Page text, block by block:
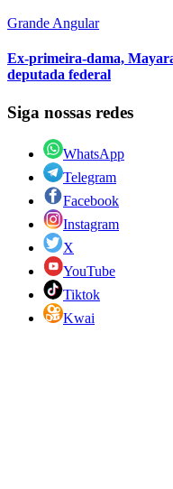
Grande Angular
Ex-primeira-dama,
deputada federal
Siga nossas redes
WhatsApp
Telegram
Facebook
Instagram
X
YouTube
Tiktok
Kwai